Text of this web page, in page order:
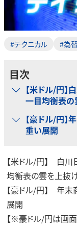
#テクニカル #為
目次
【米ドル/円
一目均衡表の
【豪ドル/円】
重い展開
【米ドル/円】 白
均衡表の雲を上抜
【豪ドル/円】 年末
展開
【※豪ドル/円は画